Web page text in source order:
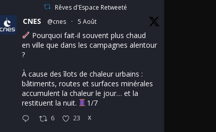
Rêves d'Espace Retweeté
CNES @cnes · 5 Août
Pourquoi fait-il souvent plus chaud
en ville que dans les campagnes alentour
?
À cause des îlots de chaleur urbains :
bâtiments, routes et surfaces minérales
accumulent la chaleur le jour… et la
restituent la nuit.
1/7
6 23 X